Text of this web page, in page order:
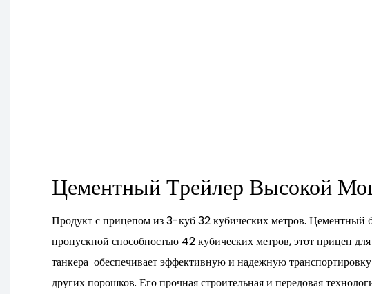
Цементный Трейлер Высокой
Продукт с прицепом из 3-куб 32 кубических метров. Цементный
пропускной способностью 42 кубических метров, этот прицеп
танкера обеспечивает эффективную и надежную
других порошков. Его прочная строительная и передовая